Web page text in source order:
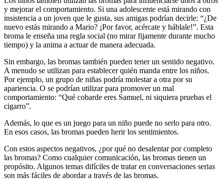
y mejorar el comportamiento. Si una adolescente está mirando con
insistencia a un joven que le gusta, sus amigas podrían decirle: “¿De
nuevo estás mirando a Mario? ¡Por favor, acércate y háblale!”. Esta
broma le enseña una regla social (no mirar fijamente durante mucho
tiempo) y la anima a actuar de manera adecuada.
Sin embargo, las bromas también pueden tener un sentido negativo.
A menudo se utilizan para establecer quién manda entre los niños.
Por ejemplo, un grupo de niñas podría molestar a otra por su
apariencia. O se podrían utilizar para promover un mal
comportamiento: “Qué cobarde eres Samuel, ni siquiera pruebas el
cigarro”.
Además, lo que es un juego para un niño puede no serlo para otro.
En esos casos, las bromas pueden herir los sentimientos.
Con estos aspectos negativos, ¿por qué no desalentar por completo
las bromas? Como cualquier comunicación, las bromas tienen un
propósito. Algunos temas difíciles de tratar en conversaciones serias
son más fáciles de abordar a través de las bromas.